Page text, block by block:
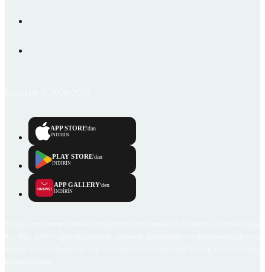
APP STORE'dan
İNDİRİN
PLAY STORE'dan
İNDİRİN
APP GALLERY'den
İNDİRİN